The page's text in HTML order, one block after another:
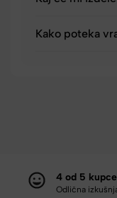
Kako poteka
4 od 5
Odlična